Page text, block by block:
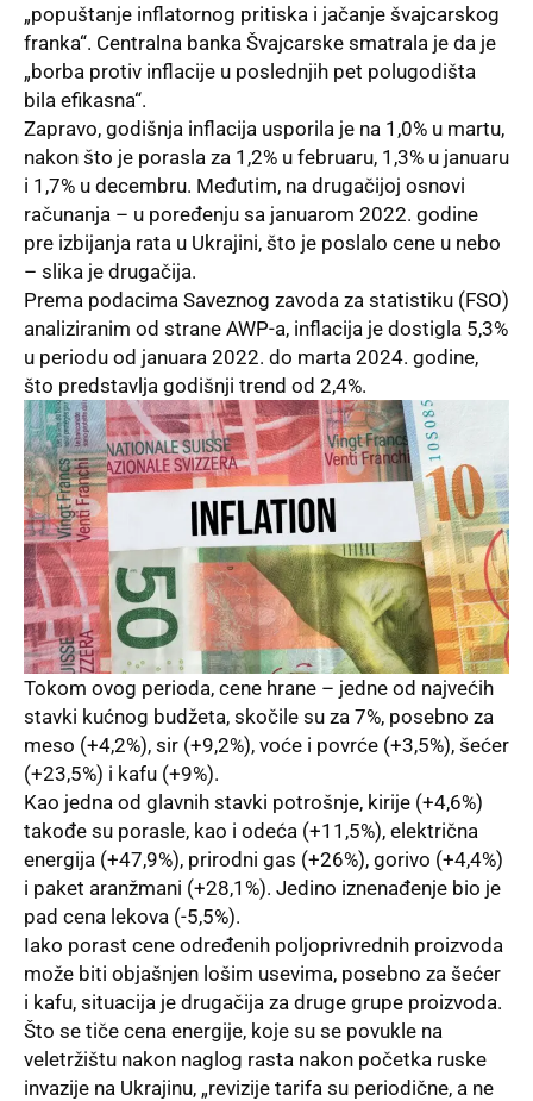
„popuštanje inflatornog pritiska i jačanje švajcarskog
franka“. Centralna banka Švajcarske smatrala je da je
„borba protiv inflacije u poslednjih pet polugodišta
bila efikasna“.
Zapravo, godišnja inflacija usporila je na 1,0% u martu,
nakon što je porasla za 1,2% u februaru, 1,3% u januaru
i 1,7% u decembru. Međutim, na drugačijoj osnovi
računanja – u poređenju sa januarom 2022. godine
pre izbijanja rata u Ukrajini, što je poslalo cene u nebo
– slika je drugačija.
Prema podacima Saveznog zavoda za statistiku (FSO)
analiziranim od strane AWP-a, inflacija je dostigla 5,3%
u periodu od januara 2022. do marta 2024. godine,
što predstavlja godišnji trend od 2,4%.
Tokom ovog perioda, cene hrane – jedne od najvećih
stavki kućnog budžeta, skočile su za 7%, posebno za
meso (+4,2%), sir (+9,2%), voće i povrće (+3,5%), šećer
(+23,5%) i kafu (+9%).
Kao jedna od glavnih stavki potrošnje, kirije (+4,6%)
takođe su porasle, kao i odeća (+11,5%), električna
energija (+47,9%), prirodni gas (+26%), gorivo (+4,4%)
i paket aranžmani (+28,1%). Jedino iznenađenje bio je
pad cena lekova (-5,5%).
Iako porast cene određenih poljoprivrednih proizvoda
može biti objašnjen lošim usevima, posebno za šećer
i kafu, situacija je drugačija za druge grupe proizvoda.
Što se tiče cena energije, koje su se povukle na
veletržištu nakon naglog rasta nakon početka ruske
invazije na Ukrajinu, „revizije tarifa su periodične, a ne